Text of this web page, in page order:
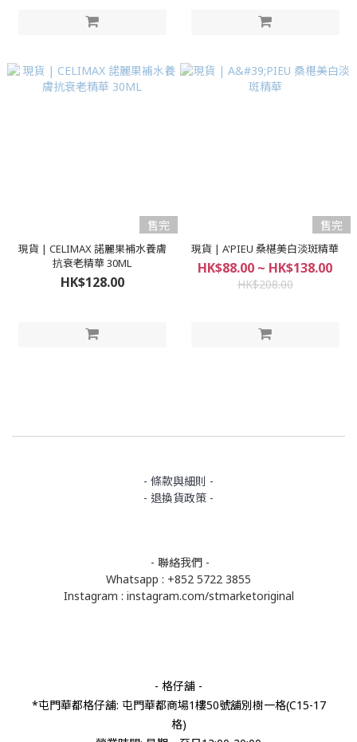
售完
現貨 | CELIMAX 諾麗果補水養膚
抗衰老精華 30ML
HK$128.00
售完
現貨 | A'PIEU 桑椹美白淡斑精華
HK$88.00 ~ HK$138.00
HK$208.00
- 條款與細則 -
- 退換貨政策 -
- 聯絡我們 -
Whatsapp : +852 5722 3855
Instagram : instagram.com/stmarketoriginal
- 格仔舖 -
*屯門華都格仔舖: 屯門華都商場1樓50號舖別樹一格(C15-17
格)